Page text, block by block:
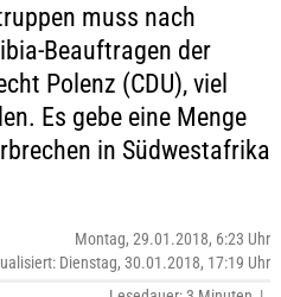
muss nach
Beauftragen der
Polenz (CDU), viel
Es gebe eine Menge
in Südwestafrika
Montag, 29.01.2018, 6:23 Uhr
Dienstag, 30.01.2018, 17:19 Uhr